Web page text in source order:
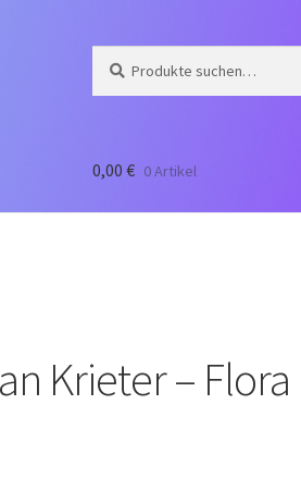
nach:
0,00 € 0 Artikel
Krieter – Flora